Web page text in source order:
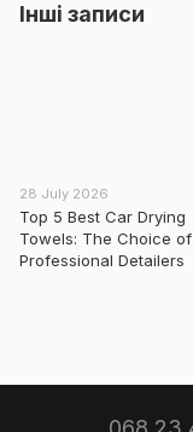
Інші записи
28 July 2026
Top 5 Best Car Drying
Towels: The Choice of
Professional Detailers